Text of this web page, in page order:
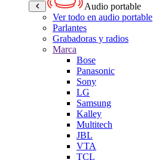
Audio portable
Ver todo en audio portable
Parlantes
Grabadoras y radios
Marca
Bose
Panasonic
Sony
LG
Samsung
Kalley
Multitech
JBL
VTA
TCL